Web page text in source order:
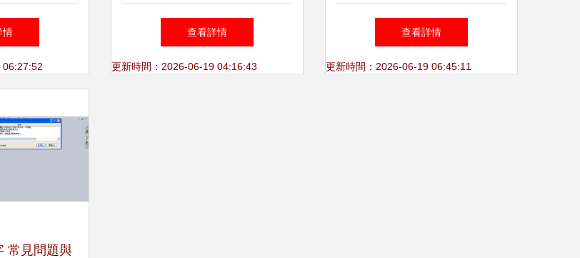
交流研討會
情
06:27:52
格單元格文字換行方法
查看詳情
更新時間：2026-06-19 04:16:43
科技產品的低功耗監控系統方
案
查看詳情
更新時間：2026-06-19 06:45:11
常見問題與